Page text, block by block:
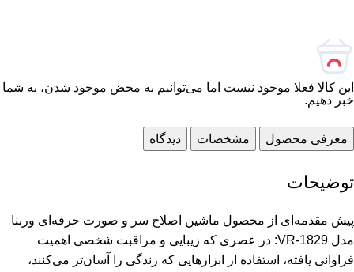
این کالا فعلا موجود نیست اما می‌توانیم به محض موجود شدن، به شما
خبر دهیم.
معرفی محصول مشخصات دیدگاه
توضیحات
پیش مقدمه‌ای از محصول ماشین اصلاح سر و صورت حرفه‌ای وربنا
مدل VR-1829: در عصری که زیبایی و مراقبت شخصی اهمیت
فراوانی یافته، استفاده از ابزارهایی که زندگی را آسان‌تر می‌کنند،